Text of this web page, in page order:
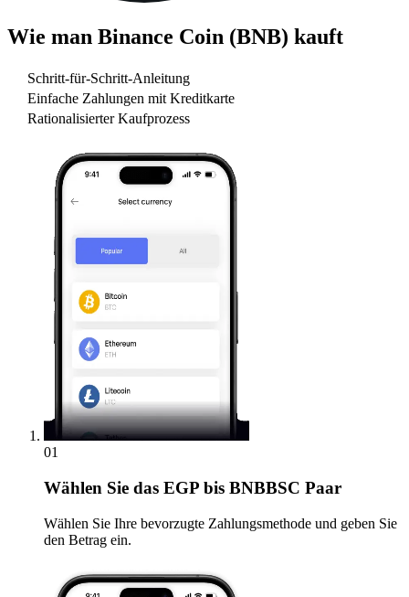
Wie man Binance Coin (BNB) kauft
Schritt-für-Schritt-Anleitung
Einfache Zahlungen mit Kreditkarte
Rationalisierter Kaufprozess
01
Wählen Sie das EGP bis BNBBSC Paar
Wählen Sie Ihre bevorzugte Zahlungsmethode und geben Sie
den Betrag ein.